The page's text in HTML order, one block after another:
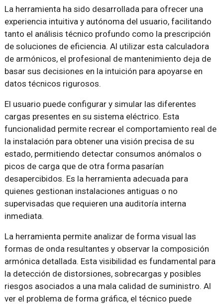
La herramienta ha sido desarrollada para ofrecer una
experiencia intuitiva y autónoma del usuario, facilitando
tanto el análisis técnico profundo como la prescripción
de soluciones de eficiencia. Al utilizar esta calculadora
de armónicos, el profesional de mantenimiento deja de
basar sus decisiones en la intuición para apoyarse en
datos técnicos rigurosos.
El usuario puede configurar y simular las diferentes
cargas presentes en su sistema eléctrico. Esta
funcionalidad permite recrear el comportamiento real de
la instalación para obtener una visión precisa de su
estado, permitiendo detectar consumos anómalos o
picos de carga que de otra forma pasarían
desapercibidos. Es la herramienta adecuada para
quienes gestionan instalaciones antiguas o no
supervisadas que requieren una auditoría interna
inmediata.
La herramienta permite analizar de forma visual las
formas de onda resultantes y observar la composición
armónica detallada. Esta visibilidad es fundamental para
la detección de distorsiones, sobrecargas y posibles
riesgos asociados a una mala calidad de suministro. Al
ver el problema de forma gráfica, el técnico puede